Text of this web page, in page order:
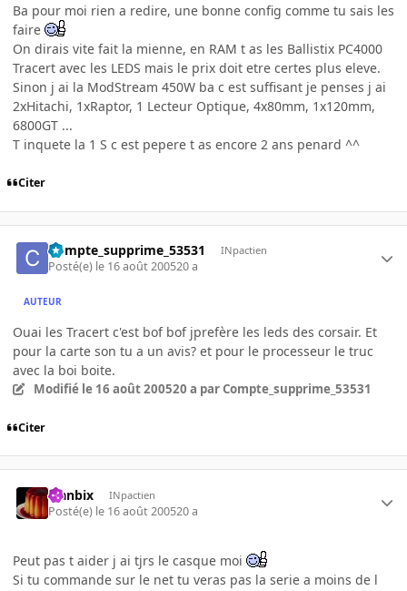
Ba pour moi rien a redire, une bonne config comme tu sais les
faire
On dirais vite fait la mienne, en RAM t as les Ballistix PC4000
Tracert avec les LEDS mais le prix doit etre certes plus eleve.
Sinon j ai la ModStream 450W ba c est suffisant je penses j ai
2xHitachi, 1xRaptor, 1 Lecteur Optique, 4x80mm, 1x120mm,
6800GT ...
T inquete la 1 S c est pepere t as encore 2 ans penard ^^
Citer
Compte_supprime_53531 INpactien
Posté(e) le 16 août 200520 a
AUTEUR
Ouai les Tracert c'est bof bof jprefère les leds des corsair. Et
pour la carte son tu a un avis? et pour le processeur le truc
avec la boi boite.
Modifié le 16 août 200520 a par Compte_supprime_53531
Citer
Flanbix INpactien
Posté(e) le 16 août 200520 a
Peut pas t aider j ai tjrs le casque moi
Si tu commande sur le net tu veras pas la serie a moins de l